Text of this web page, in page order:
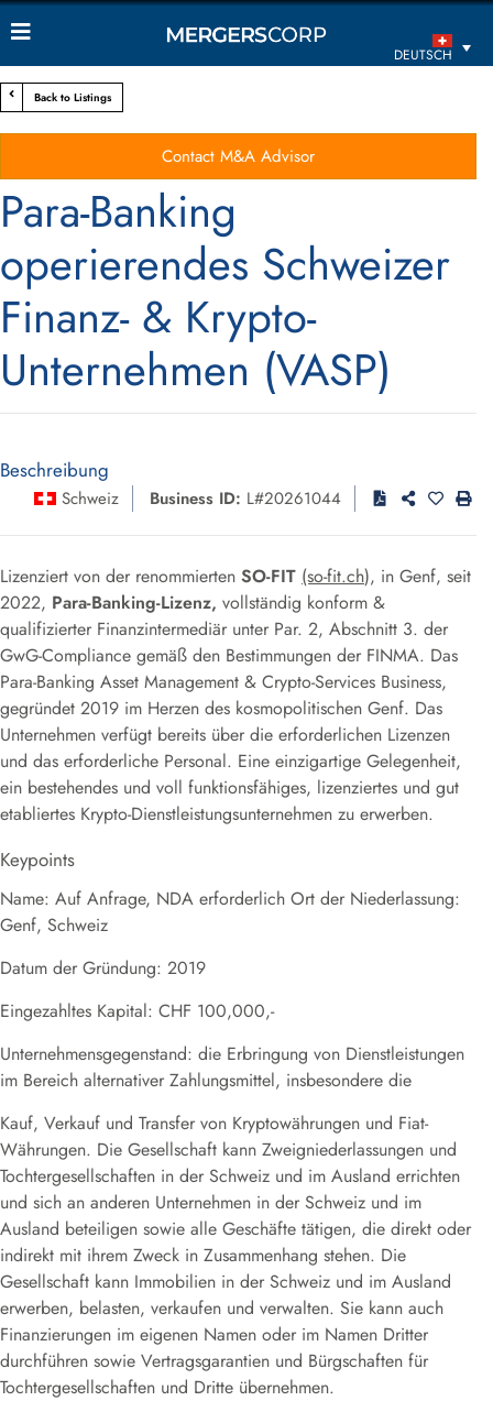
DEUTSCH
Back to Listings
Contact M&A Advisor
Para-Banking
operierendes Schweizer
Finanz- & Krypto-
Unternehmen (VASP)
Beschreibung
Schweiz Business ID: L#20261044
Lizenziert von der renommierten SO-FIT (so-fit.ch), in Genf, seit
2022, Para-Banking-Lizenz, vollständig konform &
qualifizierter Finanzintermediär unter Par. 2, Abschnitt 3. der
GwG-Compliance gemäß den Bestimmungen der FINMA. Das
Para-Banking Asset Management & Crypto-Services Business,
gegründet 2019 im Herzen des kosmopolitischen Genf. Das
Unternehmen verfügt bereits über die erforderlichen Lizenzen
und das erforderliche Personal. Eine einzigartige Gelegenheit,
ein bestehendes und voll funktionsfähiges, lizenziertes und gut
etabliertes Krypto-Dienstleistungsunternehmen zu erwerben.
Keypoints
Name: Auf Anfrage, NDA erforderlich Ort der Niederlassung:
Genf, Schweiz
Datum der Gründung: 2019
Eingezahltes Kapital: CHF 100,000,-
Unternehmensgegenstand: die Erbringung von Dienstleistungen
im Bereich alternativer Zahlungsmittel, insbesondere die
Kauf, Verkauf und Transfer von Kryptowährungen und Fiat-
Währungen. Die Gesellschaft kann Zweigniederlassungen und
Tochtergesellschaften in der Schweiz und im Ausland errichten
und sich an anderen Unternehmen in der Schweiz und im
Ausland beteiligen sowie alle Geschäfte tätigen, die direkt oder
indirekt mit ihrem Zweck in Zusammenhang stehen. Die
Gesellschaft kann Immobilien in der Schweiz und im Ausland
erwerben, belasten, verkaufen und verwalten. Sie kann auch
Finanzierungen im eigenen Namen oder im Namen Dritter
durchführen sowie Vertragsgarantien und Bürgschaften für
Tochtergesellschaften und Dritte übernehmen.